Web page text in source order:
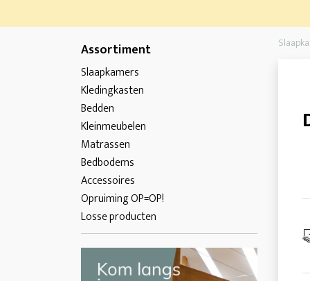
Assortiment
Slaapkamers
Kledingkasten
Bedden
Kleinmeubelen
Matrassen
Bedbodems
Accessoires
Opruiming OP=OP!
Losse producten